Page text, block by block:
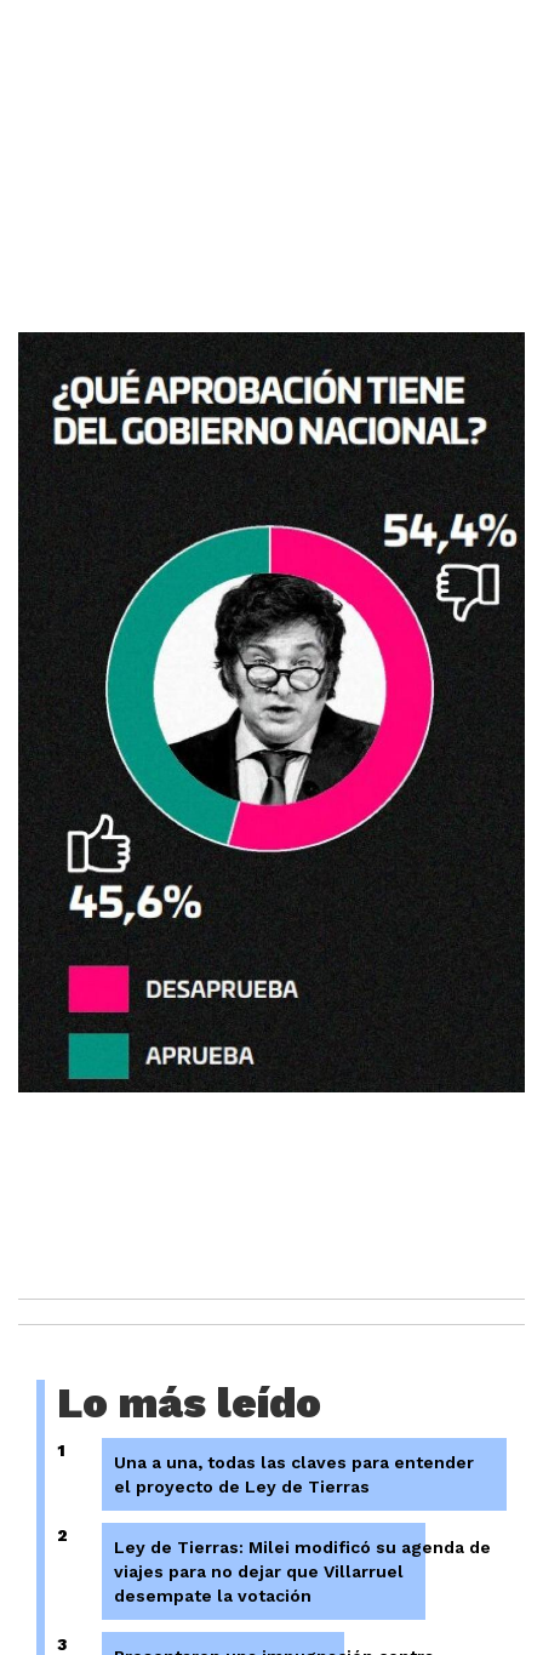
Lo más leído
1
Una a una, todas las claves para entender
el proyecto de Ley de Tierras
2
Ley de Tierras: Milei modificó su agenda de
viajes para no dejar que Villarruel
desempate la votación
3